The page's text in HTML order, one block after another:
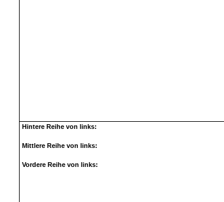
Hintere Reihe von links:
Mittlere Reihe von links:
Vordere Reihe von links: